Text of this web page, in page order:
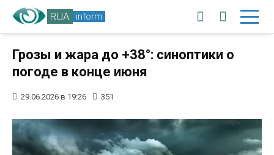
RUA inform
Грозы и жара до +38°: синоптики о
погоде в конце июня
29.06.2026 в 19:26 351